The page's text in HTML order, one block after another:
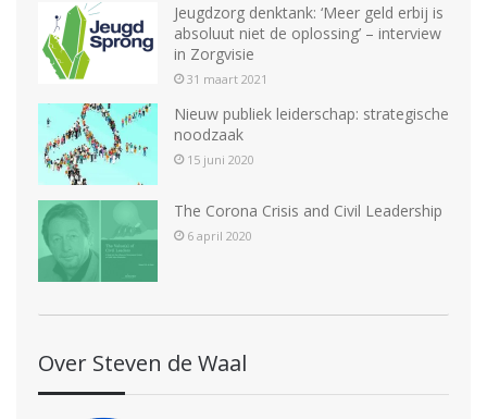
Jeugdzorg denktank: ‘Meer geld erbij is
absoluut niet de oplossing’ – interview
in Zorgvisie
31 maart 2021
Nieuw publiek leiderschap: strategische
noodzaak
15 juni 2020
The Corona Crisis and Civil Leadership
6 april 2020
Over Steven de Waal